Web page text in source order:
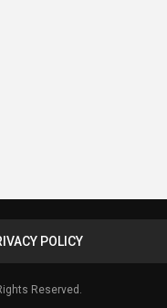
POLICY
Reserved.